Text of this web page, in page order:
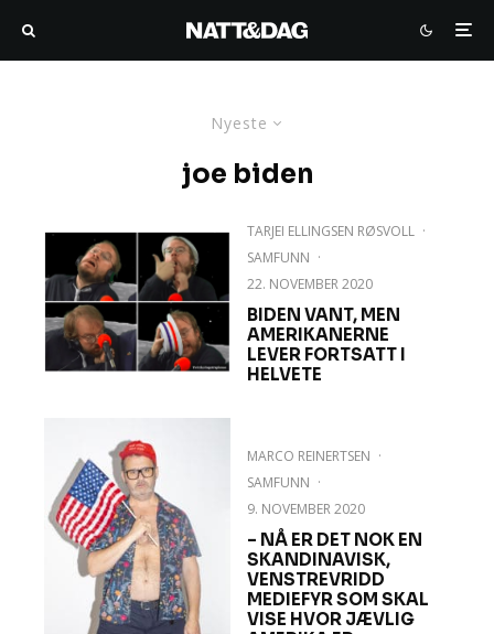
Nyeste
joe biden
TARJEI ELLINGSEN RØSVOLL ·
SAMFUNN ·
22. NOVEMBER 2020
BIDEN VANT, MEN
AMERIKANERNE
LEVER FORTSATT I
HELVETE
MARCO REINERTSEN ·
SAMFUNN ·
9. NOVEMBER 2020
– NÅ ER DET NOK EN
SKANDINAVISK,
VENSTREVRIDD
MEDIEFYR SOM SKAL
VISE HVOR JÆVLIG